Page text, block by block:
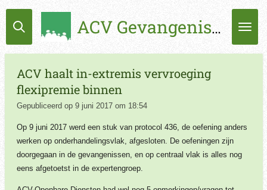
Ga
direct
de
hoofdinhoud
ACV Gevangenissen
ACV haalt in-extremis vervroeging
flexipremie binnen
Gepubliceerd op 9 juni 2017 om 18:54
Op 9 juni 2017 werd een stuk van protocol 436, de oefening anders
werken op onderhandelingsvlak, afgesloten. De oefeningen zijn
doorgegaan in de gevangenissen, en op centraal vlak is alles nog
eens afgetoetst in de expertengroep.